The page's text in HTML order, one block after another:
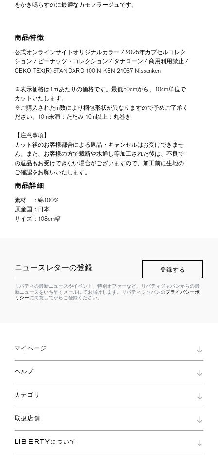
をかき鳴らすのに最適なカモフラージュです。
商品特徴
公式オンラインサイトオリジナルカラー / 2025年カプセルコレク
ション / ピーナッツ・コレクション / タナローン / 商用利用禁止 /
OEKO-TEX(R) STANDARD 100 N-KEN 21037 Nissenken
※表示価格は1ｍあたりの価格です。最低50cmから、10cm単位で
カットいたします。
※ご購入されたm数により梱包形状が異なりますので予めご了承く
ださい。10m未満：たたみ 10m以上：丸巻き
【注意事項】
カット後のお客様都合による返品・キャンセルはお受けできませ
ん。また、お客様の方で裁断や水通し等加工された後は、不良で
の返品もお受けできない場合がございますので、加工前に生地の
ご確認をお願いいたします。
商品詳細
素材 ： 綿100％
原産国 ： 日本
サイズ ： 108cm幅
ニュースレターの登録 登録する
リバティの最新ニュースやイベント、特別オファーなど、リバティジャパンからの最
新ニュースをいち早くメールにてお届けします。リバティジャパンのプライバシーポ
リシーに同意してからご登録ください。
マイページ
ロイヤリティプログラム
パスワード再設定
ショッピングバッグ
ヘルプ
お問い合わせ
よくあるご質問
ご利用ガイド
カテゴリ
コレクション
ファブリックス
バッグ
取扱店舗
リバティ・ファブリックス
LIBERTYについて